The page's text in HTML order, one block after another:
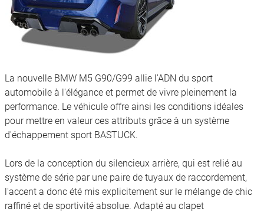
La nouvelle BMW M5 G90/G99 allie l'ADN du sport
automobile à l'élégance et permet de vivre pleinement la
performance. Le véhicule offre ainsi les conditions idéales
pour mettre en valeur ces attributs grâce à un système
d'échappement sport BASTUCK.
Lors de la conception du silencieux arrière, qui est relié au
système de série par une paire de tuyaux de raccordement,
l'accent a donc été mis explicitement sur le mélange de chic
raffiné et de sportivité absolue. Adapté au clapet